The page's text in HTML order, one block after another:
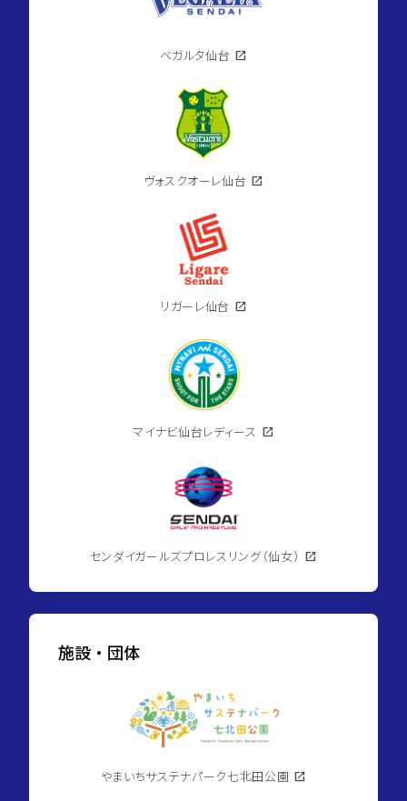
ベガルタ仙台 open_in_new
ヴォスクオーレ仙台 open_in_new
リガーレ仙台 open_in_new
マイナビ仙台レディース open_in_new
センダイガールズプロレスリング（仙女） open_in_new
施設・団体
やまいちサステナパーク七北田公園 open_in_new